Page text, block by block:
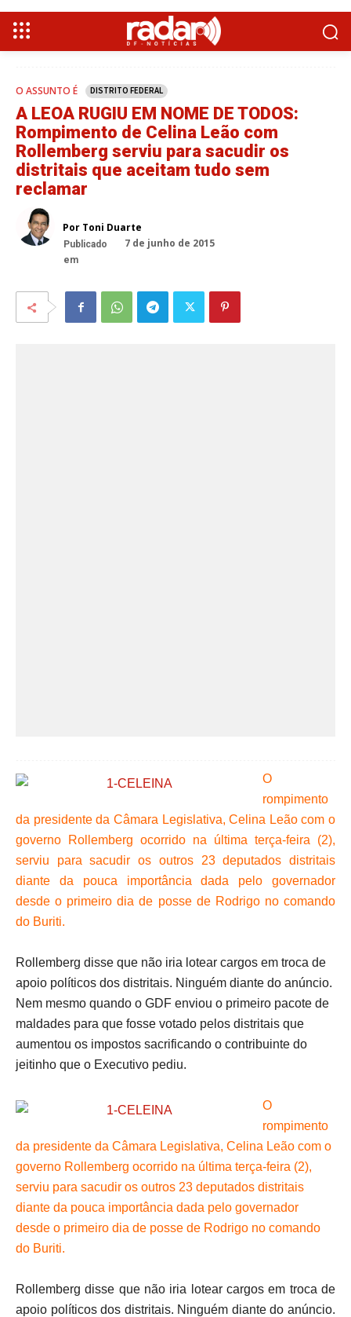
O ASSUNTO É DISTRITO FEDERAL
A LEOA RUGIU EM NOME DE TODOS:
Rompimento de Celina Leão com
Rollemberg serviu para sacudir os
distritais que aceitam tudo sem
reclamar
Por Toni Duarte
Publicado
em
7 de junho de 2015
O
rompimento
da presidente da Câmara Legislativa, Celina Leão com o
governo Rollemberg ocorrido na última terça-feira (2),
serviu para sacudir os outros 23 deputados distritais
diante da pouca importância dada pelo governador
desde o primeiro dia de posse de Rodrigo no comando
do Buriti.
Rollemberg disse que não iria lotear cargos em troca de
apoio políticos dos distritais. Ninguém diante do anúncio.
Nem mesmo quando o GDF enviou o primeiro pacote de
maldades para que fosse votado pelos distritais que
aumentou os impostos sacrificando o contribuinte do
jeitinho que o Executivo pediu.
O
rompimento
da presidente da Câmara Legislativa, Celina Leão com o
governo Rollemberg ocorrido na última terça-feira (2),
serviu para sacudir os outros 23 deputados distritais
diante da pouca importância dada pelo governador
desde o primeiro dia de posse de Rodrigo no comando
do Buriti.
Rollemberg disse que não iria lotear cargos em troca de
apoio políticos dos distritais. Ninguém diante do anúncio.